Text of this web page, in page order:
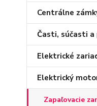
Centrálne
Časti, súčasti
Elektrické
Elektrický
Zapaľovacie